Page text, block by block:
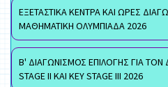
ΕΞΕΤΑΣΤΙΚΑ ΚΕΝΤΡΑ ΚΑΙ ΩΡΕΣ
ΜΑΘΗΜΑΤΙΚΗ ΟΛΥΜΠΙΑΔΑ 2026
Β' ΔΙΑΓΩΝΙΣΜΟΣ ΕΠΙΛΟΓΗΣ ΓΙΑ ΤΟΝ
STAGE II ΚΑΙ KEY STAGE III 2026